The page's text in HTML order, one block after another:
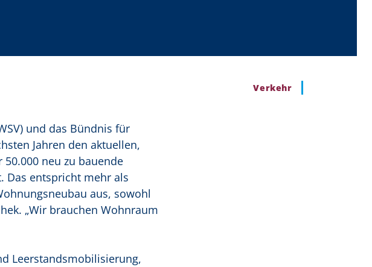
Verkehr
und das Bündnis für
Jahren den aktuellen,
neu zu bauende
Das entspricht mehr als
aus, sowohl
„Wir brauchen Wohnraum
Leerstandsmobilisierung,